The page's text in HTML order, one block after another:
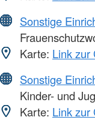
Sonstige
Karte: Link zur
Sonstige
Kinder- und
Karte: Link zur